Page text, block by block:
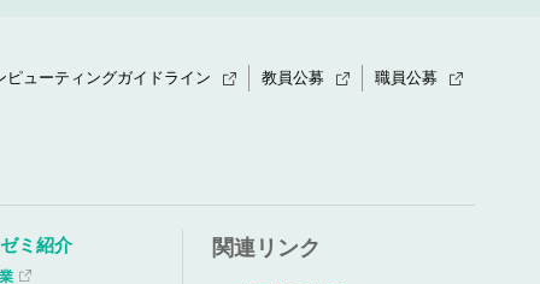
ピューティングガイドライン 教員公募 職員公募
ミ紹介 関連リンク